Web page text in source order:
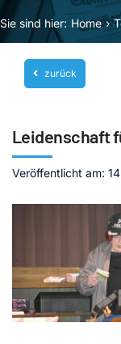
Home
Themen
Blog
Service
Mediathek
Jetzt
Sie sind hier: Home
zurück
Leidenschaft
Veröffentlicht am: